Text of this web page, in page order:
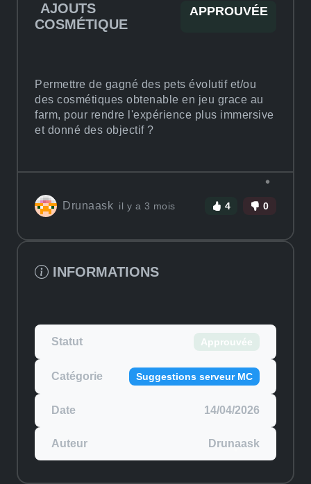
AJOUTS
COSMÉTIQUE
APPROUVÉE
Permettre de gagné des pets évolutif et/ou
des cosmétiques obtenable en jeu grace au
farm, pour rendre l'expérience plus immersive
et donné des objectif ?
Drunaask il y a 3 mois 4 0
INFORMATIONS
Statut Approuvée
Catégorie Suggestions serveur MC
Date 14/04/2026
Auteur Drunaask